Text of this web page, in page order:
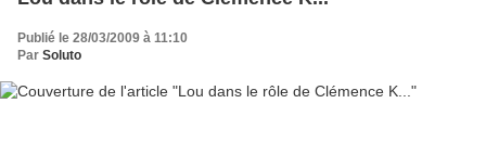
Publié le 28/03/2009 à 11:10
Par Soluto